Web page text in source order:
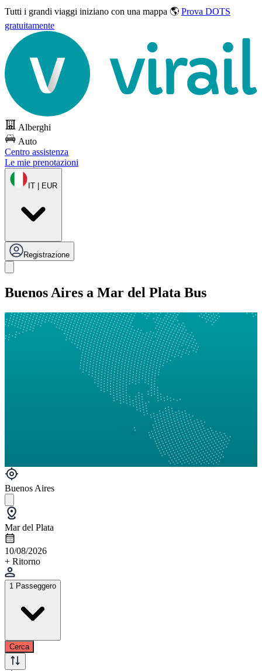
Tutti i grandi viaggi iniziano con una mappa 🌎 Prova DOTS
gratuitamente
Alberghi
Auto
Centro assistenza
Le mie prenotazioni
IT | EUR
Registrazione
Buenos Aires a Mar del Plata Bus
Buenos Aires
Mar del Plata
10/08/2026
+ Ritorno
1 Passeggero
Cerca